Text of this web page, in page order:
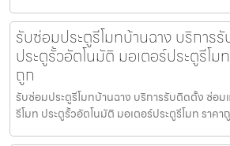
รับซ่อมประตูรีโมทบ้านฉาง บริการ
ประตูรั้วอัตโนมัติ มอเตอร์ประตูรีโม
ถูก
รับซ่อมประตูรีโมทบ้านฉาง บริการรับติดตั้ง ซ่อม
รีโมท ประตูรั้วอัตโนมัติ มอเตอร์ประตูรีโมท ราคา